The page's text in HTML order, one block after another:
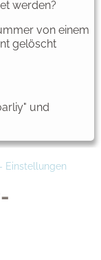
werden?
von einem
gelöscht
und
Einstellungen